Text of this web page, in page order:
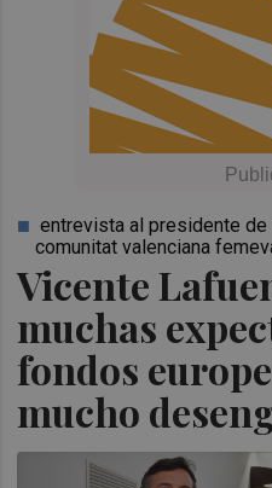
Vicente
muchas
fondos
mucho
entrevista al presidente
comunitat valenciana